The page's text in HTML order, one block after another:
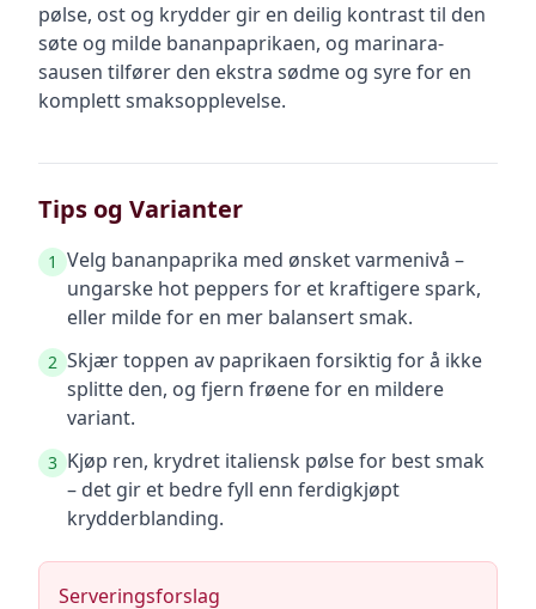
pølse, ost og krydder gir en deilig kontrast til den
søte og milde bananpaprikaen, og marinara-
sausen tilfører den ekstra sødme og syre for en
komplett smaksopplevelse.
Tips og Varianter
1 Velg bananpaprika med ønsket varmenivå –
ungarske hot peppers for et kraftigere spark,
eller milde for en mer balansert smak.
2 Skjær toppen av paprikaen forsiktig for å ikke
splitte den, og fjern frøene for en mildere
variant.
3 Kjøp ren, krydret italiensk pølse for best smak
– det gir et bedre fyll enn ferdigkjøpt
krydderblanding.
Serveringsforslag